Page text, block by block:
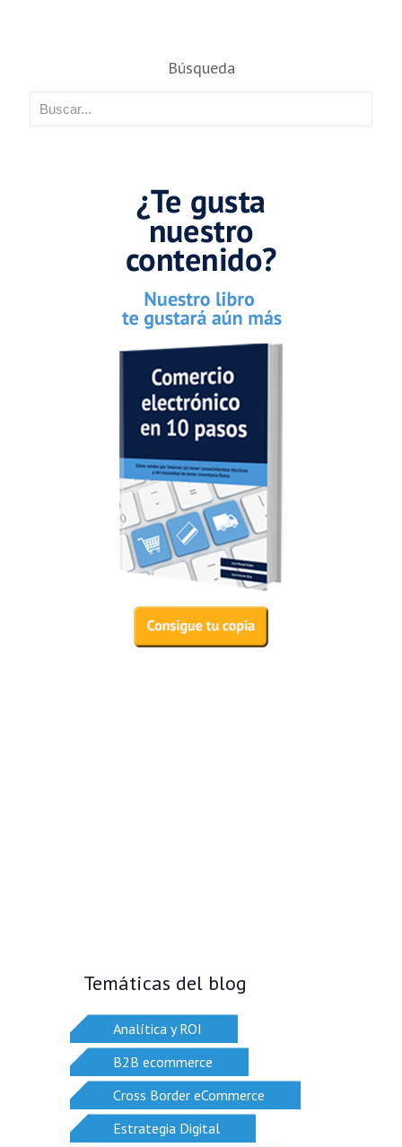
Búsqueda
Temáticas del blog
Analítica y ROI
B2B ecommerce
Cross Border eCommerce
Estrategia Digital